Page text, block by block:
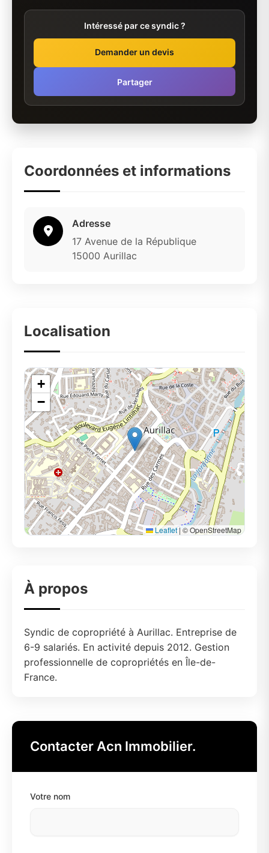
Intéressé par ce syndic ?
Demander un devis
Partager
Coordonnées et informations
Adresse
17 Avenue de la République
15000 Aurillac
Localisation
+
−
Leaflet| © OpenStreetMap
À propos
Syndic de copropriété à Aurillac. Entreprise de
6-9 salariés. En activité depuis 2012. Gestion
professionnelle de copropriétés en Île-de-
France.
Contacter Acn Immobilier.
Votre nom